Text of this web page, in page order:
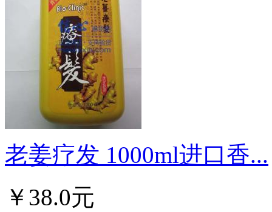
老姜疗发 1000ml进口香...
￥38.0元